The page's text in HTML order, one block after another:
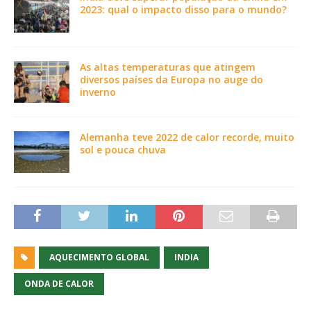
2023: qual o impacto disso para o mundo?
As altas temperaturas que atingem
diversos países da Europa no auge do
inverno
Alemanha teve 2022 de calor recorde, muito
sol e pouca chuva
AQUECIMENTO GLOBAL INDIA
ONDA DE CALOR